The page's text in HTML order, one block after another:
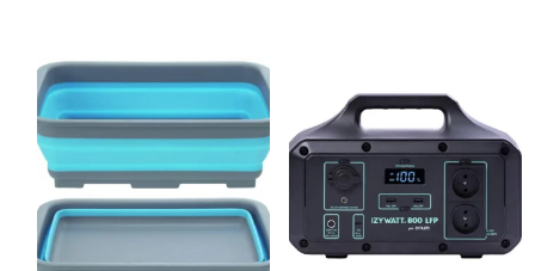
1500,00 €
à
1650,00 €